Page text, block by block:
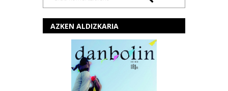
AZKEN ALDIZKARIA